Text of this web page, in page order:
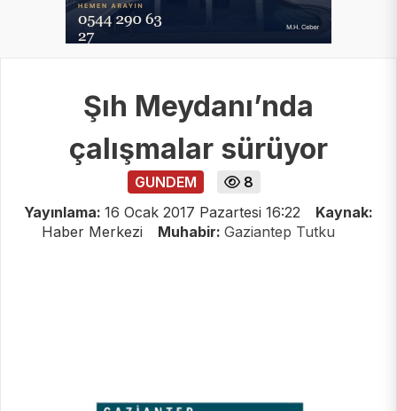
Şıh Meydanı’nda
çalışmalar sürüyor
GUNDEM
8
Yayınlama: 16 Ocak 2017 Pazartesi 16:22
Kaynak:
Haber Merkezi
Muhabir: Gaziantep Tutku